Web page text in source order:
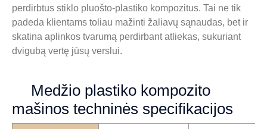
perdirbtus stiklo pluošto-plastiko kompozitus. Tai ne tik
padeda klientams toliau mažinti žaliavų sąnaudas, bet ir
skatina aplinkos tvarumą perdirbant atliekas, sukuriant
dvigubą vertę jūsų verslui.
Medžio plastiko kompozito
mašinos techninės specifikacijos